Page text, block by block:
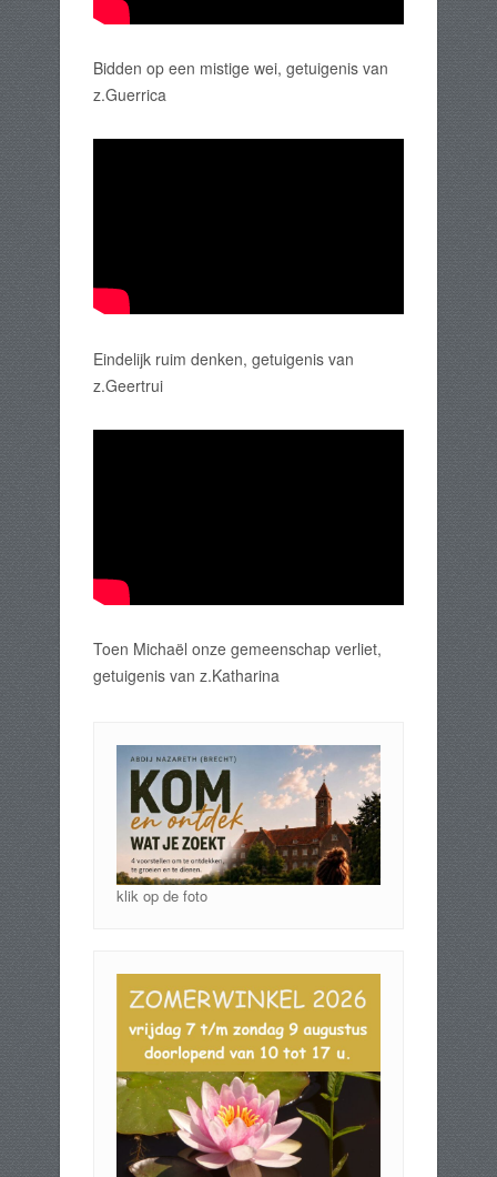
Bidden op een mistige wei, getuigenis van
z.Guerrica
Eindelijk ruim denken, getuigenis van
z.Geertrui
Toen Michaël onze gemeenschap verliet,
getuigenis van z.Katharina
klik op de foto